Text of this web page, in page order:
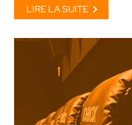
LIRE LA SUITE